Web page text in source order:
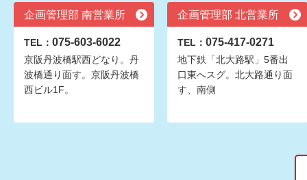
企画管理部 南営業所
TEL： 075-603-6022
京阪丹波橋駅西どなり。丹
波橋通り面す。京阪丹波橋
西ビル1F。
企画管理部 北営業所
TEL： 075-417-0271
地下鉄「北大路駅」5番出
口東へスグ。北大路通り面
す、南側